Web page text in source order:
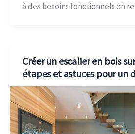
à des besoins fonctionnels en
Créer un escalier en bois
étapes et astuces pour un